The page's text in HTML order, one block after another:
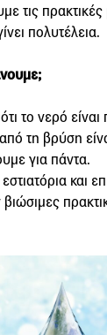
τις
πολυτέλεια.
το νερό είναι
τη βρύση
για πάντα.
και